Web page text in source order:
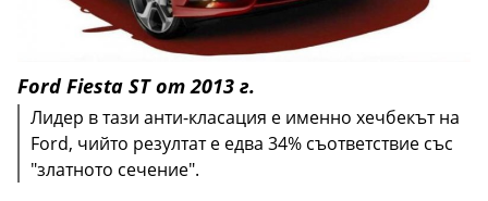
Ford Fiesta ST от 2013 г.
Лидер в тази анти-класация е именно хечбекът на
Ford, чийто резултат е едва 34% съответствие със
"златното сечение".